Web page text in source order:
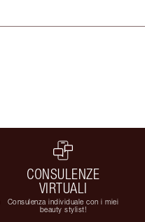
CONSULENZE
VIRTUALI
Consulenza individuale con i miei
beauty stylist!